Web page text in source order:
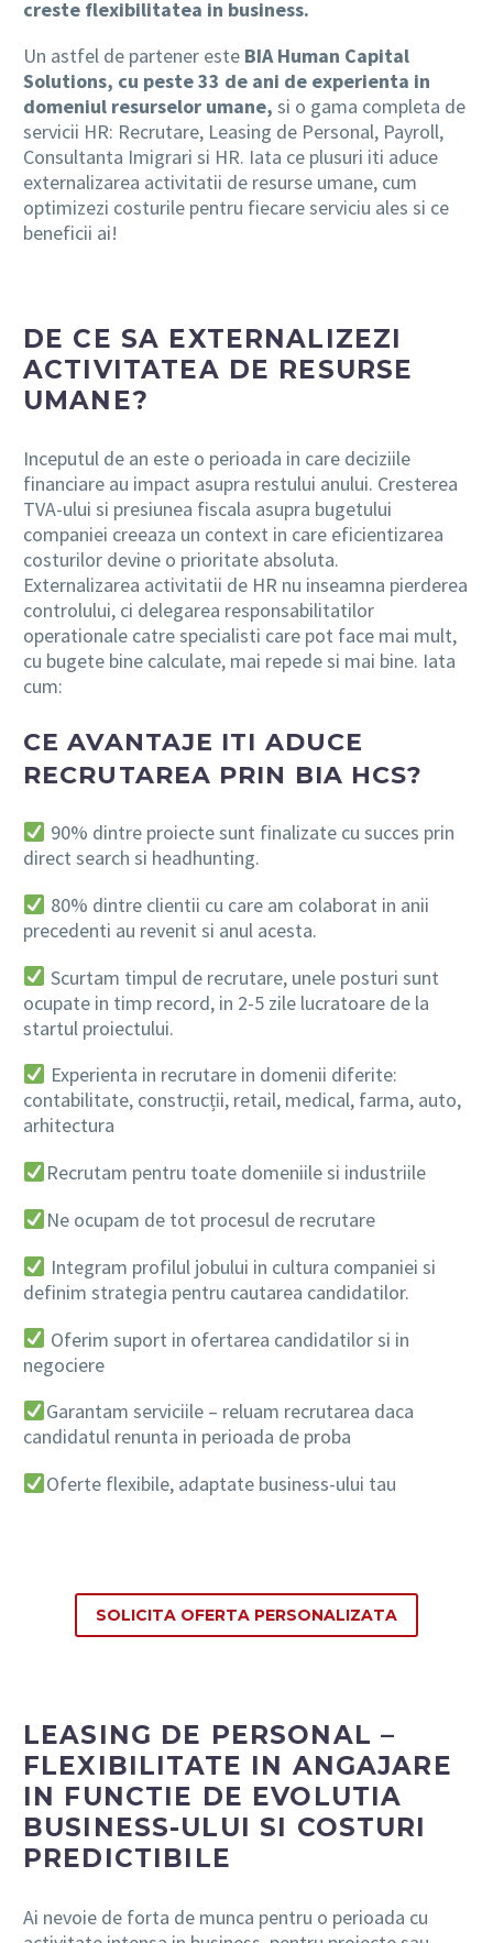
creste flexibilitatea in business.
Un astfel de partener este BIA Human Capital
Solutions, cu peste 33 de ani de experienta in
domeniul resurselor umane, si o gama completa de
servicii HR: Recrutare, Leasing de Personal, Payroll,
Consultanta Imigrari si HR. Iata ce plusuri iti aduce
externalizarea activitatii de resurse umane, cum
optimizezi costurile pentru fiecare serviciu ales si ce
beneficii ai!
DE CE SA EXTERNALIZEZI
ACTIVITATEA DE RESURSE
UMANE?
Inceputul de an este o perioada in care deciziile
financiare au impact asupra restului anului. Cresterea
TVA-ului si presiunea fiscala asupra bugetului
companiei creeaza un context in care eficientizarea
costurilor devine o prioritate absoluta.
Externalizarea activitatii de HR nu inseamna pierderea
controlului, ci delegarea responsabilitatilor
operationale catre specialisti care pot face mai mult,
cu bugete bine calculate, mai repede si mai bine. Iata
cum:
CE AVANTAJE ITI ADUCE
RECRUTAREA PRIN BIA HCS?
90% dintre proiecte sunt finalizate cu succes prin
direct search si headhunting.
80% dintre clientii cu care am colaborat in anii
precedenti au revenit si anul acesta.
Scurtam timpul de recrutare, unele posturi sunt
ocupate in timp record, in 2-5 zile lucratoare de la
startul proiectului.
Experienta in recrutare in domenii diferite:
contabilitate, construcții, retail, medical, farma, auto,
arhitectura
Recrutam pentru toate domeniile si industriile
Ne ocupam de tot procesul de recrutare
Integram profilul jobului in cultura companiei si
definim strategia pentru cautarea candidatilor.
Oferim suport in ofertarea candidatilor si in
negociere
Garantam serviciile – reluam recrutarea daca
candidatul renunta in perioada de proba
Oferte flexibile, adaptate business-ului tau
SOLICITA OFERTA PERSONALIZATA
LEASING DE PERSONAL –
FLEXIBILITATE IN ANGAJARE
IN FUNCTIE DE EVOLUTIA
BUSINESS-ULUI SI COSTURI
PREDICTIBILE
Ai nevoie de forta de munca pentru o perioada cu